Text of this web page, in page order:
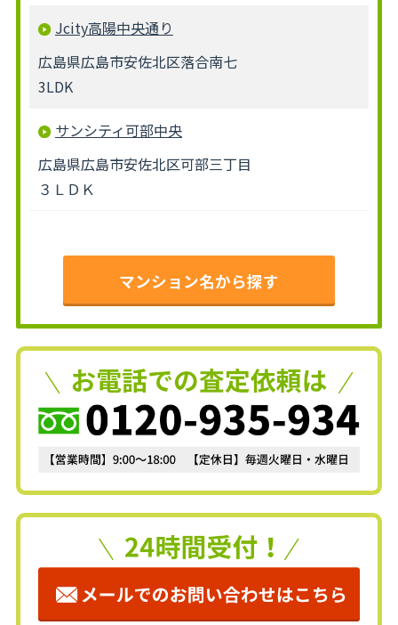
Jcity高陽中央通り
広島県広島市安佐北区落合南七
3LDK
サンシティ可部中央
広島県広島市安佐北区可部三丁目
３ＬＤＫ
マンション名から探す